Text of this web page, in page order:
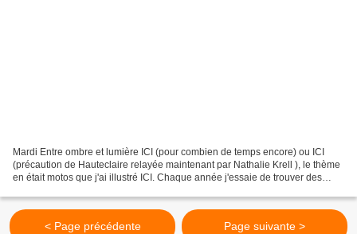
Mardi Entre ombre et lumière ICI (pour combien de temps encore) ou ICI
(précaution de Hauteclaire relayée maintenant par Nathalie Krell ), le thème
en était motos que j'ai illustré ICI. Chaque année j'essaie de trouver des
< Page précédente Page suivante >